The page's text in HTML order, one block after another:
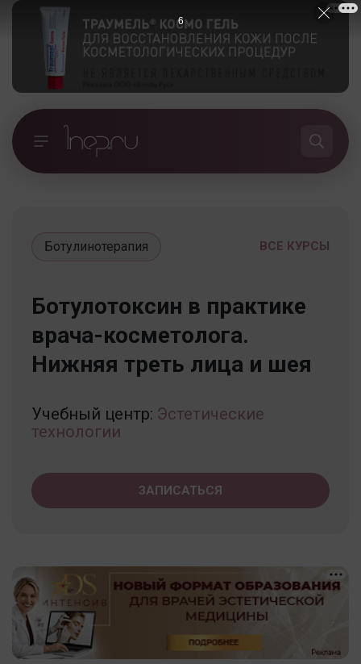
ВСЕ КУРСЫ
Ботулинотерапия
Ботулотоксин в практике
врача-косметолога.
Нижняя треть лица и шея
Учебный центр: Эстетические
технологии
ЗАПИСАТЬСЯ
5